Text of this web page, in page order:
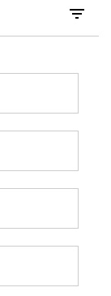
filter_list